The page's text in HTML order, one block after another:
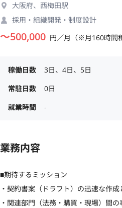
大阪府、西梅田駅
採用・組織開発・制度設計
〜500,000 円／月（※月160時間
稼働日数
3日、4日、5日
常駐日数
0日
就業時間
-
業務内容
■期待するミッション
・契約書案（ドラフト）の迅速な作
・関連部門（法務・購買・現場）間